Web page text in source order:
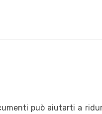
può aiutarti a